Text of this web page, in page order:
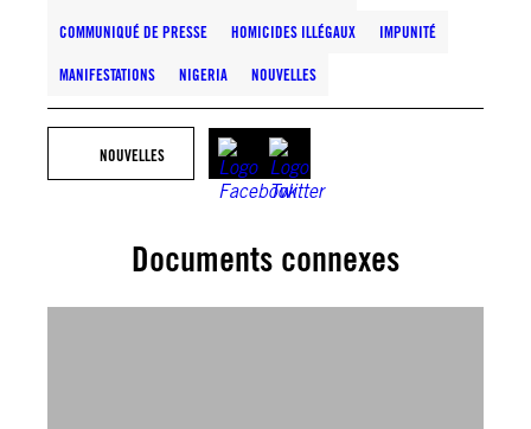
COMMUNIQUÉ DE PRESSE HOMICIDES ILLÉGAUX IMPUNITÉ
MANIFESTATIONS NIGERIA NOUVELLES
NOUVELLES
Documents connexes